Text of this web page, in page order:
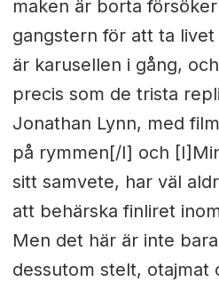
maken är borta
gangstern för att ta
är karusellen i gång,
precis som de trista
Jonathan Lynn, med
på rymmen[/I] och
sitt samvete, har väl
att behärska finliret
Men det här är inte
dessutom stelt, otajmat